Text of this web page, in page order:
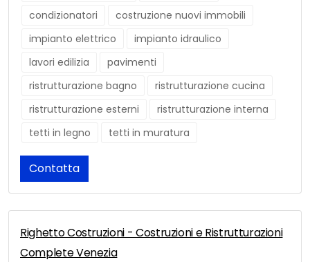
condizionatori
costruzione nuovi immobili
impianto elettrico
impianto idraulico
lavori edilizia
pavimenti
ristrutturazione bagno
ristrutturazione cucina
ristrutturazione esterni
ristrutturazione interna
tetti in legno
tetti in muratura
Contatta
Righetto Costruzioni - Costruzioni e Ristrutturazioni
Complete Venezia